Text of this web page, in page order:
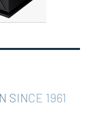
SINCE 1961